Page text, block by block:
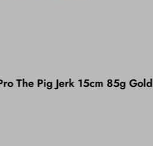
The Pig Jerk 15cm 85g Gold